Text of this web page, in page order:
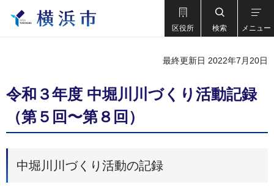
区役所 検索 メニュー
最終更新日 2022年7月20日
令和３年度 中堀川川づくり活動記録
（第５回〜第８回）
中堀川川づくり活動の記録